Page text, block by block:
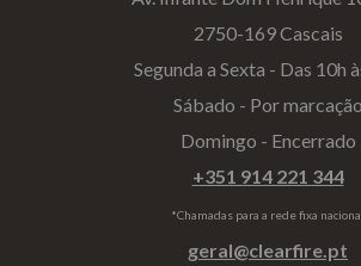
2750-169 Cascais
Segunda a Sexta - Das 10h
Sábado - Por marcação
Domingo - Encerrado
+351 914 221 344
*Chamadas para a rede fixa
geral@clearfire.pt